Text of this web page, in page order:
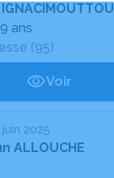
ans
(95)
Voir
2025
ALLOUCHE